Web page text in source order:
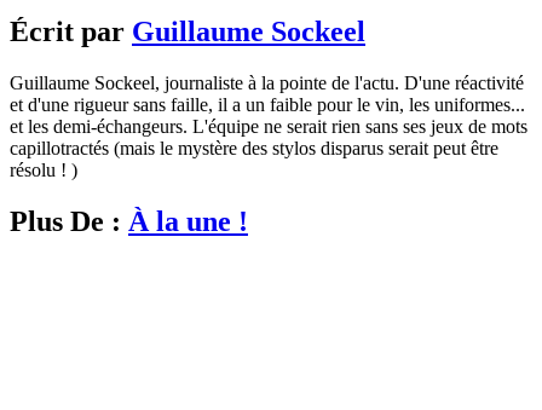
Écrit par Guillaume Sockeel
Guillaume Sockeel, journaliste à la pointe de l'actu. D'une réactivité
et d'une rigueur sans faille, il a un faible pour le vin, les uniformes...
et les demi-échangeurs. L'équipe ne serait rien sans ses jeux de mots
capillotractés (mais le mystère des stylos disparus serait peut être
résolu ! )
Plus De : À la une !